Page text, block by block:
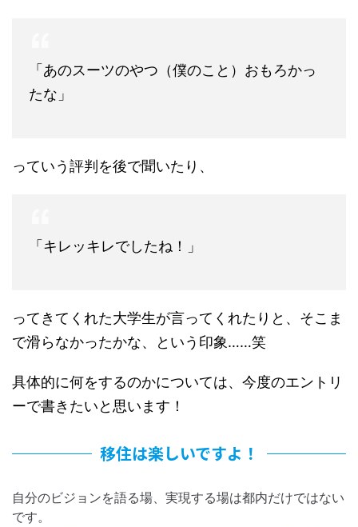
「あのスーツのやつ（僕のこと）おもろかっ
たな」
っていう評判を後で聞いたり、
「キレッキレでしたね！」
ってきてくれた大学生が言ってくれたりと、そこま
で滑らなかったかな、という印象……笑
具体的に何をするのかについては、今度のエントリ
ーで書きたいと思います！
移住は楽しいですよ！
自分のビジョンを語る場、実現する場は都内だけではない
です。